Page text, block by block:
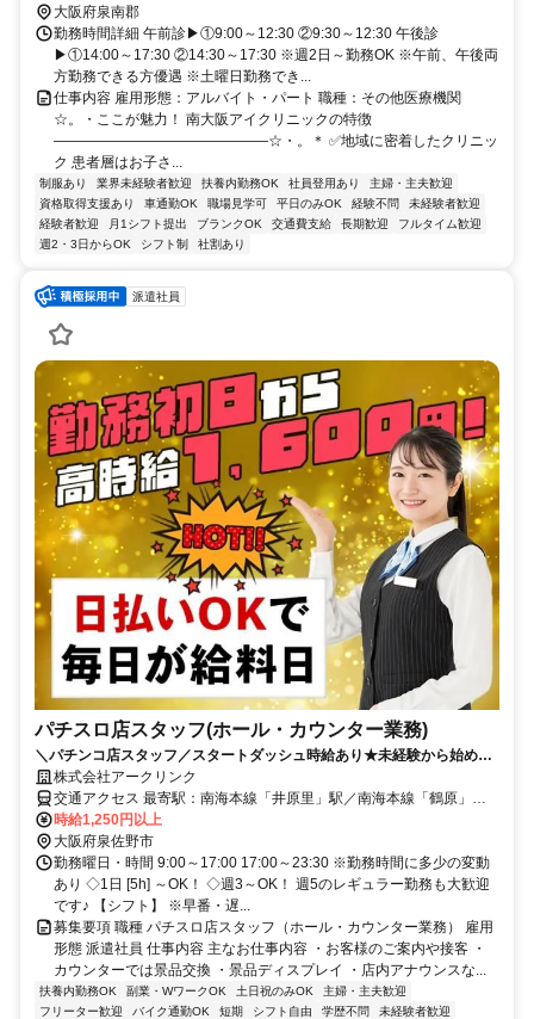
大阪府泉南郡
勤務時間詳細 午前診▶①9:00～12:30 ②9:30～12:30 午後診
▶①14:00～17:30 ②14:30～17:30 ※週2日～勤務OK ※午前、午後両
方勤務できる方優遇 ※土曜日勤務でき...
仕事内容 雇用形態：アルバイト・パート 職種：その他医療機関
☆。・ここが魅力！ 南大阪アイクリニックの特徴
―――――――――――――――☆・。＊ ✅地域に密着したクリニッ
ク 患者層はお子さ...
制服あり 業界未経験者歓迎 扶養内勤務OK 社員登用あり
主婦・主夫歓迎
資格取得支援あり
車通勤OK 職場見学可 平日のみOK 経験不問
未経験者歓迎
経験者歓迎
月1シフト提出 ブランクOK 交通費支給 長期歓迎
フルタイム歓迎
週2・3日からOK
シフト制 社割あり
派遣社員
パチスロ店スタッフ(ホール・カウンター業務)
＼パチンコ店スタッフ／スタートダッシュ時給あり★未経験から始める
日払い可能なお仕事！週3～OK♪
株式会社アークリンク
交通アクセス 最寄駅：南海本線「井原里」駅／南海本線「鶴原」駅
／阪和線「東佐野」駅
時給1,250円以上
大阪府泉佐野市
勤務曜日・時間 9:00～17:00 17:00～23:30 ※勤務時間に多少の変動
あり ◇1日 [5h] ～OK！ ◇週3～OK！ 週5のレギュラー勤務も大歓迎
です♪ 【シフト】 ※早番・遅...
募集要項 職種 パチスロ店スタッフ（ホール・カウンター業務） 雇用
形態 派遣社員 仕事内容 主なお仕事内容 ・お客様のご案内や接客 ・
カウンターでは景品交換 ・景品ディスプレイ ・店内アナウンスな...
扶養内勤務OK 副業・WワークOK 土日祝のみOK
主婦・主夫歓迎
フリーター歓迎
バイク通勤OK 短期 シフト自由 学歴不問
未経験者歓迎